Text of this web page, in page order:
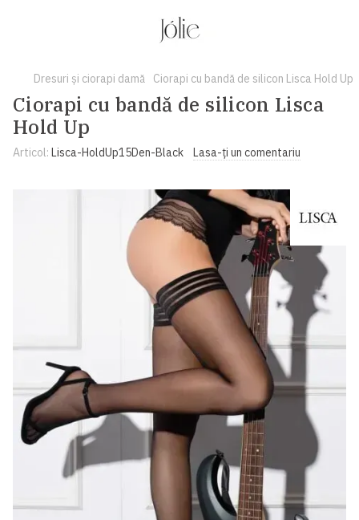
Dresuri și ciorapi damă Ciorapi cu bandă de silicon Lisca Hold Up
Ciorapi cu bandă de silicon Lisca
Hold Up
Articol: Lisca-HoldUp15Den-Black Lasa-ți un comentariu